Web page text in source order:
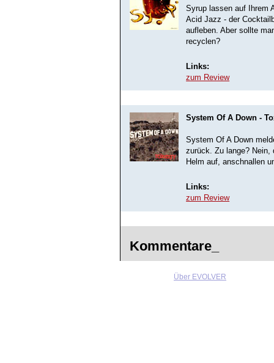
Syrup lassen auf Ihrem
Acid Jazz - der
aufleben. Aber sollte
recyclen?
Links:
zum Review
System Of A Down -
System Of A Down
zurück. Zu lange? Nein,
Helm auf, anschnallen
Links:
zum Review
Kommentare_
Über EVOLVER